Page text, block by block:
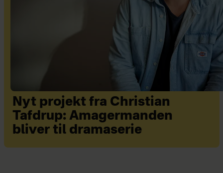
Nyt projekt fra Christian
Tafdrup: Amagermanden
bliver til dramaserie